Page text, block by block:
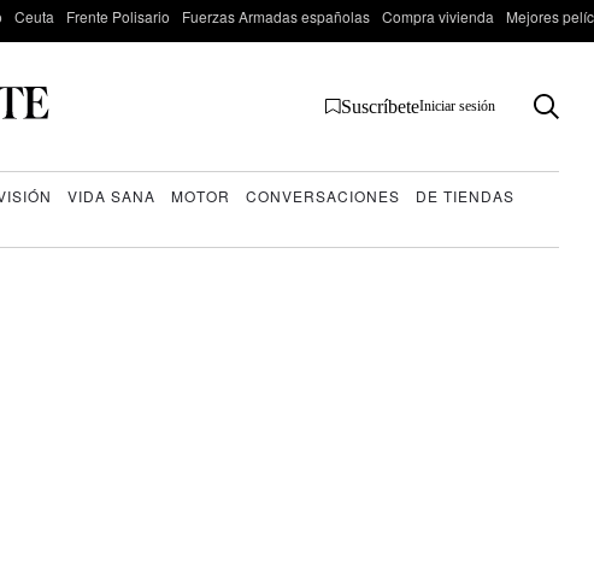
Ceuta Frente Polisario Fuerzas Armadas españolas Compra vivienda Mejores
SuscríbeteIniciar sesión
VIDA SANA MOTOR CONVERSACIONES
DE TIENDAS